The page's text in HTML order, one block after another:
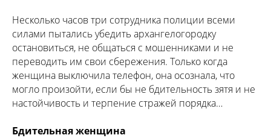
Несколько часов три сотрудника полиции всеми
силами пытались убедить архангелогородку
остановиться, не общаться с мошенниками и не
переводить им свои сбережения. Только когда
женщина выключила телефон, она осознала, что
могло произойти, если бы не бдительность зятя и не
настойчивость и терпение стражей порядка…
Бдительная женщина